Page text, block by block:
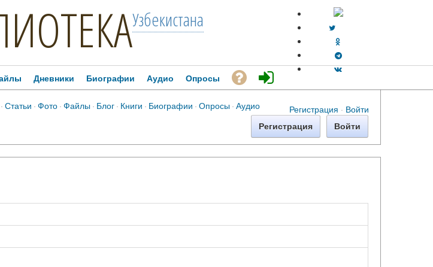
Узбекистана
Регистрация · Войти
Дневники Биографии Аудио Опросы
·Статьи ·Фото·Файлы· Блог· Книги · Биографии ·Опросы·Аудио
Регистрация Войти